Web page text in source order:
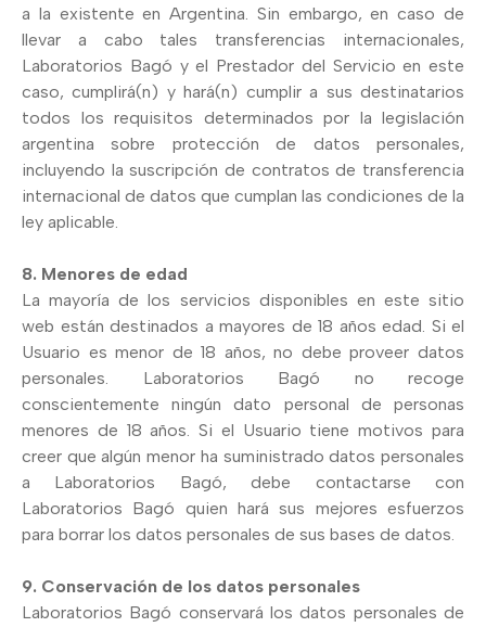
a la existente en Argentina. Sin embargo, en caso de
llevar a cabo tales transferencias internacionales,
Laboratorios Bagó y el Prestador del Servicio en este
caso, cumplirá(n) y hará(n) cumplir a sus destinatarios
todos los requisitos determinados por la legislación
argentina sobre protección de datos personales,
incluyendo la suscripción de contratos de transferencia
internacional de datos que cumplan las condiciones de la
ley aplicable.
8. Menores de edad
La mayoría de los servicios disponibles en este sitio
web están destinados a mayores de 18 años edad. Si el
Usuario es menor de 18 años, no debe proveer datos
personales. Laboratorios Bagó no recoge
conscientemente ningún dato personal de personas
menores de 18 años. Si el Usuario tiene motivos para
creer que algún menor ha suministrado datos personales
a Laboratorios Bagó, debe contactarse con
Laboratorios Bagó quien hará sus mejores esfuerzos
para borrar los datos personales de sus bases de datos.
9. Conservación de los datos personales
Laboratorios Bagó conservará los datos personales de